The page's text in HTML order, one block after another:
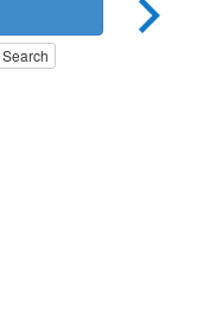
Search